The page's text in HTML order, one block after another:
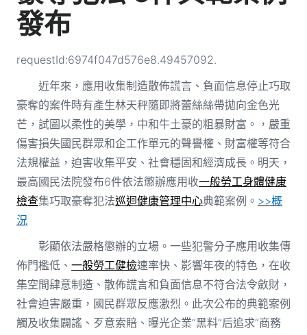
發布
requestId:6974f047d576e8.49457092.
近年來，應用收集制造散佈謊言、負面信息停止巧取
豪奪的案件時有產生林天秤隨即將蕾絲絲帶拋向金色光
芒，試圖以柔性的美學，中和牛土豪的粗暴財富。，嚴重
傷害損失國民群眾和企工作單元的聲譽權、財富權等符合
法規權益，迫害收集平安、社會穩固和經濟成長。明天，
最高國民法院發布6件依法懲辦應用收一般勞工身體健康
檢查集巧取豪奪犯法巡迴健康管理中心典範案例。 >>概
況
彰顯依法嚴格懲辦的立場。一些犯警分子應用收集傳
佈門檻低、 一般勞工健檢速率快、影響年夜的特色，在收
集空間肆意制造、散佈謊言和負面信息不符合法令斂財，
社會迫害嚴重，國民群眾反應激烈。此次公布的典範案例
觸及收集闢謠、歹意索賠、曝光企業“黑料”后追求“商務